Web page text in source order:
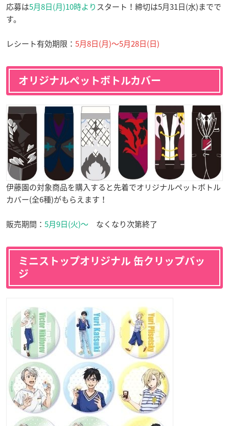
応募は5月8日(月)10時より スタート！締切は5月31日(水)までで
す。
レシート有効期限： 5月8日(月)〜5月28日(日)
オリジナルペットボトルカバー
伊藤園の対象商品を購入すると先着でオリジナルペットボトル
カバー(全6種)がもらえます！
販売期間： 5月9日(火)〜 なくなり次第終了
ミニストップオリジナル 缶クリップバッ
ジ